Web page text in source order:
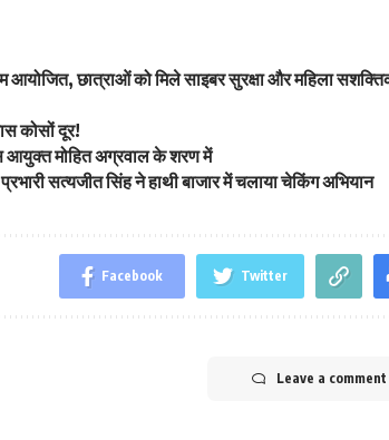
आयोजित, छात्राओं को मिले साइबर सुरक्षा और महिला
कोसों दूर!
आयुक्त मोहित अग्रवाल के शरण में
सत्यजीत सिंह ने हाथी बाजार में चलाया चेकिंग अभियान
Facebook Twitter
Leave a comment